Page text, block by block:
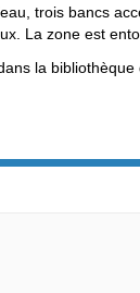
trois bancs
La zone est
la